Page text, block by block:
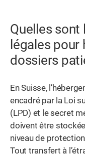
Quelles
légales pour
dossiers
En Suisse,
encadré par la Loi
(LPD) et le secret
doivent être
niveau de
Tout transfert à